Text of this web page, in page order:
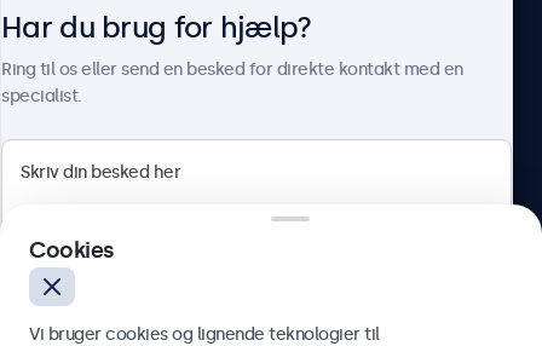
Herstedøstervej 27-29, unit A, 2620 Albertslund, Danmark
Har du brug for hjælp?
Ring til os eller send en besked for direkte kontakt med en
specialist.
Cookies
Vi bruger cookies og lignende teknologier til